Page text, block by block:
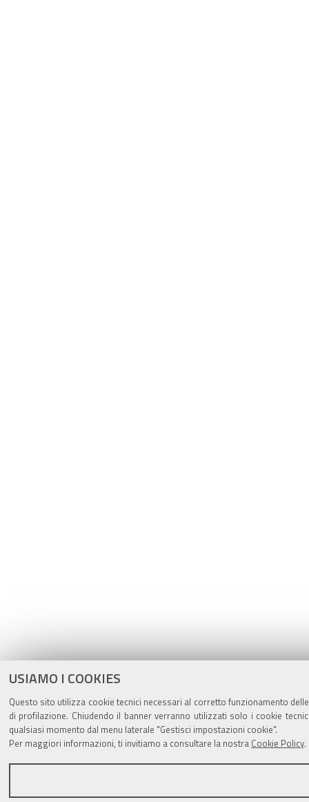
USIAMO I COOKIES
Questo sito utilizza cookie tecnici necessari al corretto funzionamento
di profilazione. Chiudendo il banner verranno utilizzati solo i cookie
qualsiasi momento dal menu laterale "Gestisci impostazioni cookie".
Per maggiori informazioni, ti invitiamo a consultare la nostra Cookie Policy.